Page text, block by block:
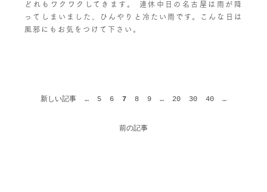
どれもワクワクしてきます。 連休中日の名古屋は雨が降
ってしまいました、ひんやりと冷たい雨です。こんな日は
風邪にもお気をつけて下さい。
新しい記事 … 5 6 7 8 9 … 20 30 40 …
前の記事